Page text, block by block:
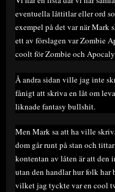
eventuella låttitlar eller ord
exempel på det var när Mark
ett av förslagen var Zombie
coolt för Zombie och
Å andra sidan ville jag inte
fånigt att skriva en låt om
liknade fantasy bullshit.
Men Mark sa att ha ville
dom går runt på stan och
kontentan av låten är att den
utan den handlar hur folk
vilket jag tyckte var en cool